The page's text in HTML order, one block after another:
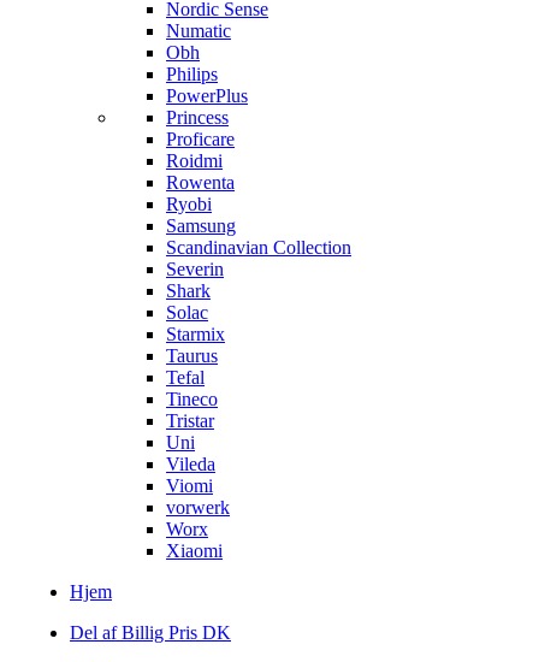
Nordic Sense
Numatic
Obh
Philips
PowerPlus
Princess
Proficare
Roidmi
Rowenta
Ryobi
Samsung
Scandinavian Collection
Severin
Shark
Solac
Starmix
Taurus
Tefal
Tineco
Tristar
Uni
Vileda
Viomi
vorwerk
Worx
Xiaomi
Hjem
Del af Billig Pris DK